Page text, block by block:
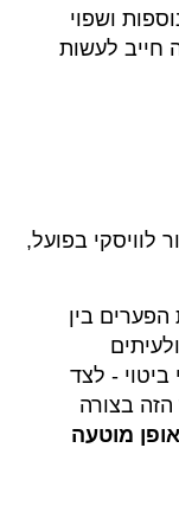
ושפוי
חייב לעשות
לוויסקי בפועל,
בין
- לצד
בצורה
מוטעה